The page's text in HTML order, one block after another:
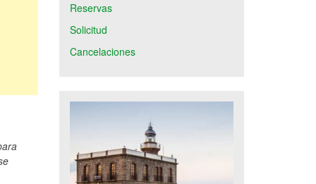
Reservas
Solicitud
Cancelaciones